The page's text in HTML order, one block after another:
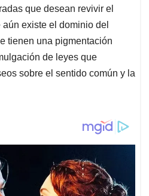
que desean revivir el
existe el dominio del
tienen una pigmentación
de leyes que
sobre el sentido común y la